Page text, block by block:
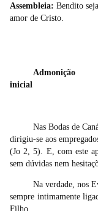
Assembleia: Bendito
amor de Cristo.
Admonição
inicial
Nas Bodas de
dirigiu-se aos
(Jo 2, 5). E, com este
sem dúvidas nem
Na verdade, nos
sempre intimamente
Filho,